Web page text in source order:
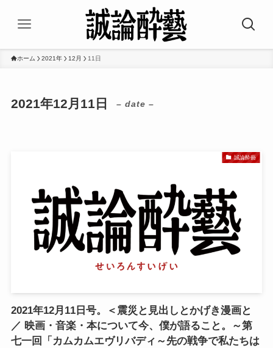
ホーム 2021年 12月 11日
2021年12月11日 – date –
誠論酔藝
2021年12月11日号。＜震災と見出しとかげき漫画と
／ 映画・音楽・本について今、僕が語ること。～第
七一回「カムカムエヴリバディ～先の戦争で私たちは